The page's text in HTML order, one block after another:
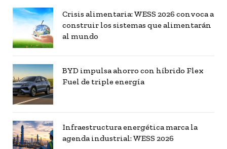
Crisis alimentaria: WESS 2026 convoca a
construir los sistemas que alimentarán
al mundo
BYD impulsa ahorro con híbrido Flex
Fuel de triple energía
Infraestructura energética marca la
agenda industrial: WESS 2026